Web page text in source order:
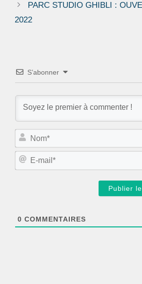
PARC STUDIO GHIBLI :
2022
S’abonner
0 COMMENTAIRES